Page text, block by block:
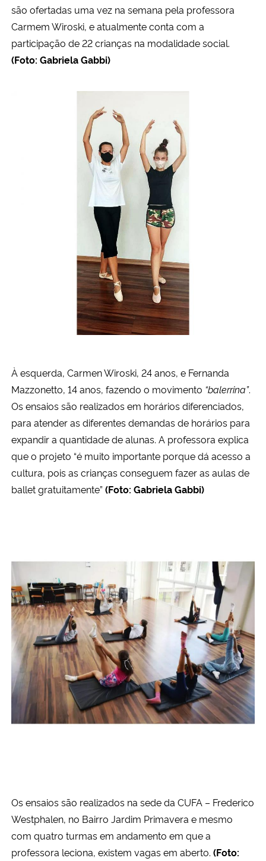
Banco Central do Brasil
Planalto
são ofertadas uma vez na semana pela professora
Carmem Wiroski, e atualmente conta com a
participação de 22 crianças na modalidade social.
(Foto: Gabriela Gabbi)
À esquerda, Carmen Wiroski, 24 anos, e Fernanda
Mazzonetto, 14 anos, fazendo o movimento “balerrina”.
Os ensaios são realizados em horários diferenciados,
para atender as diferentes demandas de horários para
expandir a quantidade de alunas. A professora explica
que o projeto “é muito importante porque dá acesso a
cultura, pois as crianças conseguem fazer as aulas de
ballet gratuitamente” (Foto: Gabriela Gabbi)
Os ensaios são realizados na sede da CUFA – Frederico
Westphalen, no Bairro Jardim Primavera e mesmo
com quatro turmas em andamento em que a
professora leciona, existem vagas em aberto. (Foto: